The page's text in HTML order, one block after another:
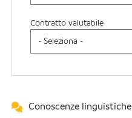
Contratto valutabile
Conoscenze linguistiche